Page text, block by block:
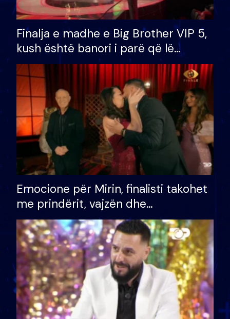
Finalja e madhe e Big Brother VIP 5,
kush është banori i parë që lë
shtëpinë dhe humb mundësinë për
të fituar çmimin e madh
Emocione për Mirin, finalisti takohet
me prindërit, vajzën dhe
bashkëshorten: S’kemi ndonjë letër
divorci apo jo?